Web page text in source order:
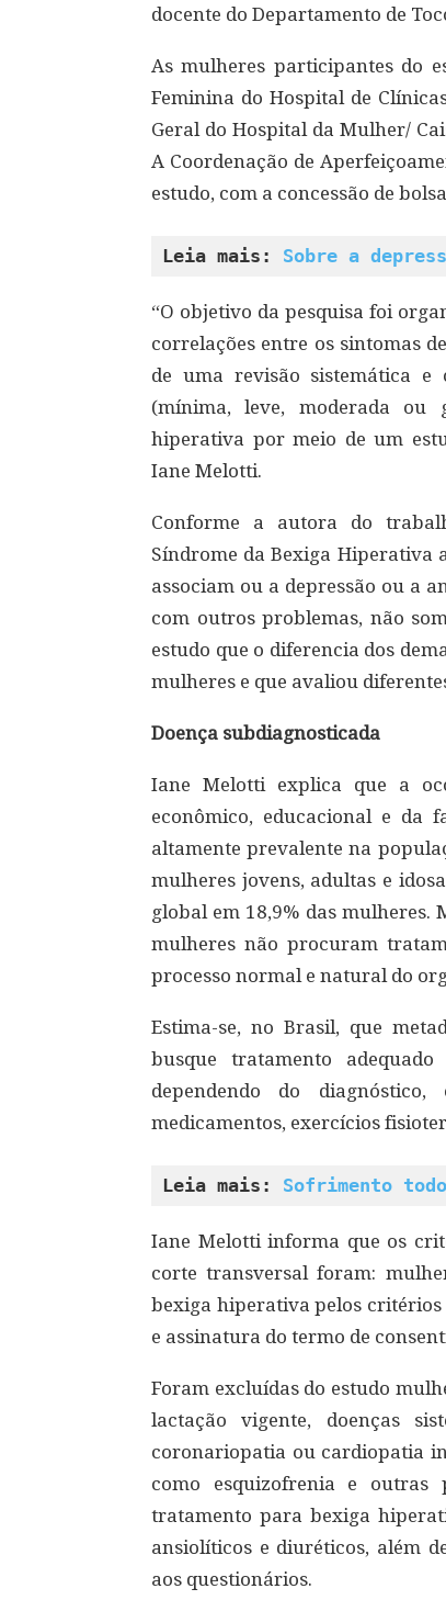
docente do Departamento de
As mulheres participantes do
Feminina do Hospital de
Geral do Hospital da Mulher/
A Coordenação de
estudo, com a concessão de
Leia mais: Sobre a
“O objetivo da pesquisa foi
correlações entre os sintomas
de uma revisão sistemática e
(mínima, leve, moderada ou
hiperativa por meio de um
Iane Melotti.
Conforme a autora do
Síndrome da Bexiga Hiperativa
associam ou a depressão ou a
com outros problemas, não
estudo que o diferencia dos
mulheres e que avaliou
Doença subdiagnosticada
Iane Melotti explica que a
econômico, educacional e da
altamente prevalente na
mulheres jovens, adultas e
global em 18,9% das mulheres.
mulheres não procuram
processo normal e natural do
Estima-se, no Brasil, que
busque tratamento
dependendo do
medicamentos, exercícios
Leia mais: Sofrimento
Iane Melotti informa que os
corte transversal foram:
bexiga hiperativa pelos critérios
e assinatura do termo de
Foram excluídas do estudo
lactação vigente, doenças
coronariopatia ou cardiopatia
como esquizofrenia e outras
tratamento para bexiga
ansiolíticos e diuréticos, além
aos questionários.